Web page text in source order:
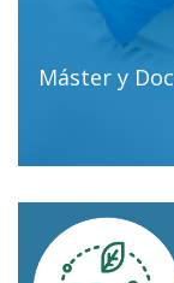
Máster y